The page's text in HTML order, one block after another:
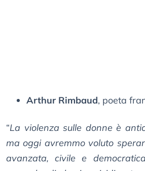
Arthur Rimbaud, poeta
“La violenza sulle donne è
ma oggi avremmo voluto
avanzata, civile e